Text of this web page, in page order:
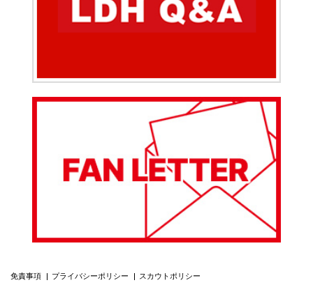
免責事項 プライバシーポリシー スカウトポリシー